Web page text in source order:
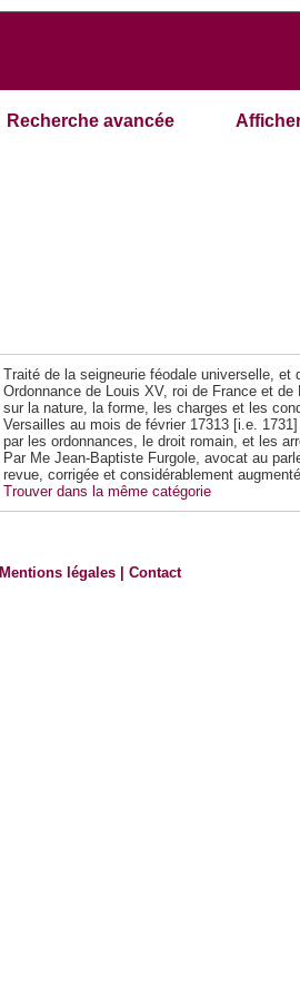
Recherche avancée
Traité de la seigneurie féodale universelle, et
Ordonnance de Louis XV, roi de France et
sur la nature, la forme, les charges et les
Versailles au mois de février 17313 [i.e.
par les ordonnances, le droit romain, et les
Par Me Jean-Baptiste Furgole, avocat au
revue, corrigée et considérablement
Trouver dans la même catégorie
Mentions légales |Contact